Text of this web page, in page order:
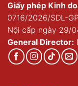
Giấy phép Kinh
0716/2026/SDL-
Nội cấp ngày 29/
General Director: